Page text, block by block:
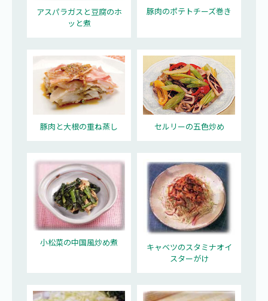
アスパラガスと豆腐のホ
ッと煮
豚肉のポテトチーズ巻き
豚肉と大根の重ね蒸し セルリーの五色炒め
小松菜の中国風炒め煮
キャベツのスタミナオイ
スターがけ